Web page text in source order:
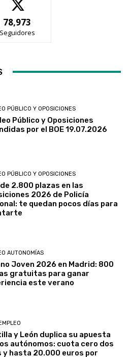
78,973
Seguidores
PÚBLICO Y OPOSICIONES
Público y Oposiciones
por el BOE 19.07.2026
PÚBLICO Y OPOSICIONES
2.800 plazas en las
2026 de Policía
te quedan pocos días para
AUTONOMÍAS
Joven 2026 en Madrid: 800
gratuitas para ganar
este verano
y León duplica su apuesta
autónomos: cuota cero dos
y hasta 20.000 euros por